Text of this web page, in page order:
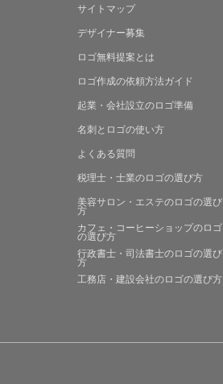
サイトマップ
デザイナー募集
ロゴ無料提案とは
ロゴ作成の依頼方法ガイド
起業・会社設立のロゴ準備
名刺とロゴの使い方
よくある質問
税理士・士業のロゴの選び方
美容サロン・エステのロゴの選び
方
カフェ・コーヒーショップのロゴ
の選び方
行政書士・司法書士のロゴの選び
方
工務店・建設会社のロゴの選び方